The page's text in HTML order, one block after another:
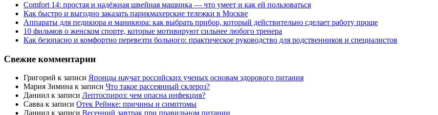
Comfort 14: простая и надёжная швейная машинка — что умеет и как ей пользоваться
Как быстро и выгодно заказать парикмахерские тележки в Москве
Аппараты для педикюра и маникюра: как выбрать прибор, который действительно сделает работу проще
10 фильмов о женском спорте, которые мотивируют сильнее любого тренера
Как безопасно и комфортно перевезти больного: практическое руководство для родственников и специалистов
Свежие комментарии
Григорий к записи Японцы научат российских ученых основам здорового питания
Мария Зимина к записи Что такое рассеянный склероз?
Даниил к записи Лептоспироз: чем опасна инфекция?
Савва к записи Отек Рейнке: причины и симптомы
Даниил к записи Весенний завтрак при правильном питании